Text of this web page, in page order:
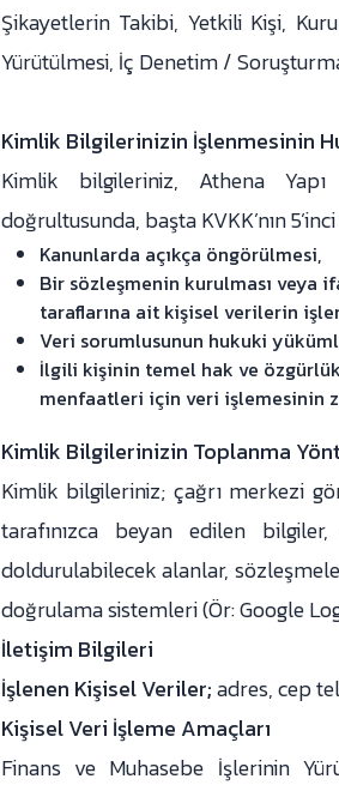
Şikayetlerin Takibi, Yetkili Kişi,
Yürütülmesi, İç Denetim /
Kimlik Bilgilerinizin İşlenmesinin
Kimlik bilgileriniz, Athena Yapı
doğrultusunda, başta KVKK’nın
Kanunlarda açıkça öngörülmesi,
Bir sözleşmenin kurulması veya
taraflarına ait kişisel verilerin
Veri sorumlusunun hukuki
İlgili kişinin temel hak ve
menfaatleri için veri işlemesinin
Kimlik Bilgilerinizin Toplanma
Kimlik bilgileriniz; çağrı merkezi
tarafınızca beyan edilen
doldurulabilecek alanlar,
doğrulama sistemleri (Ör: Google
İletişim Bilgileri
İşlenen Kişisel Veriler;adres, cep
Kişisel Veri İşleme Amaçları
Finans ve Muhasebe İşlerinin